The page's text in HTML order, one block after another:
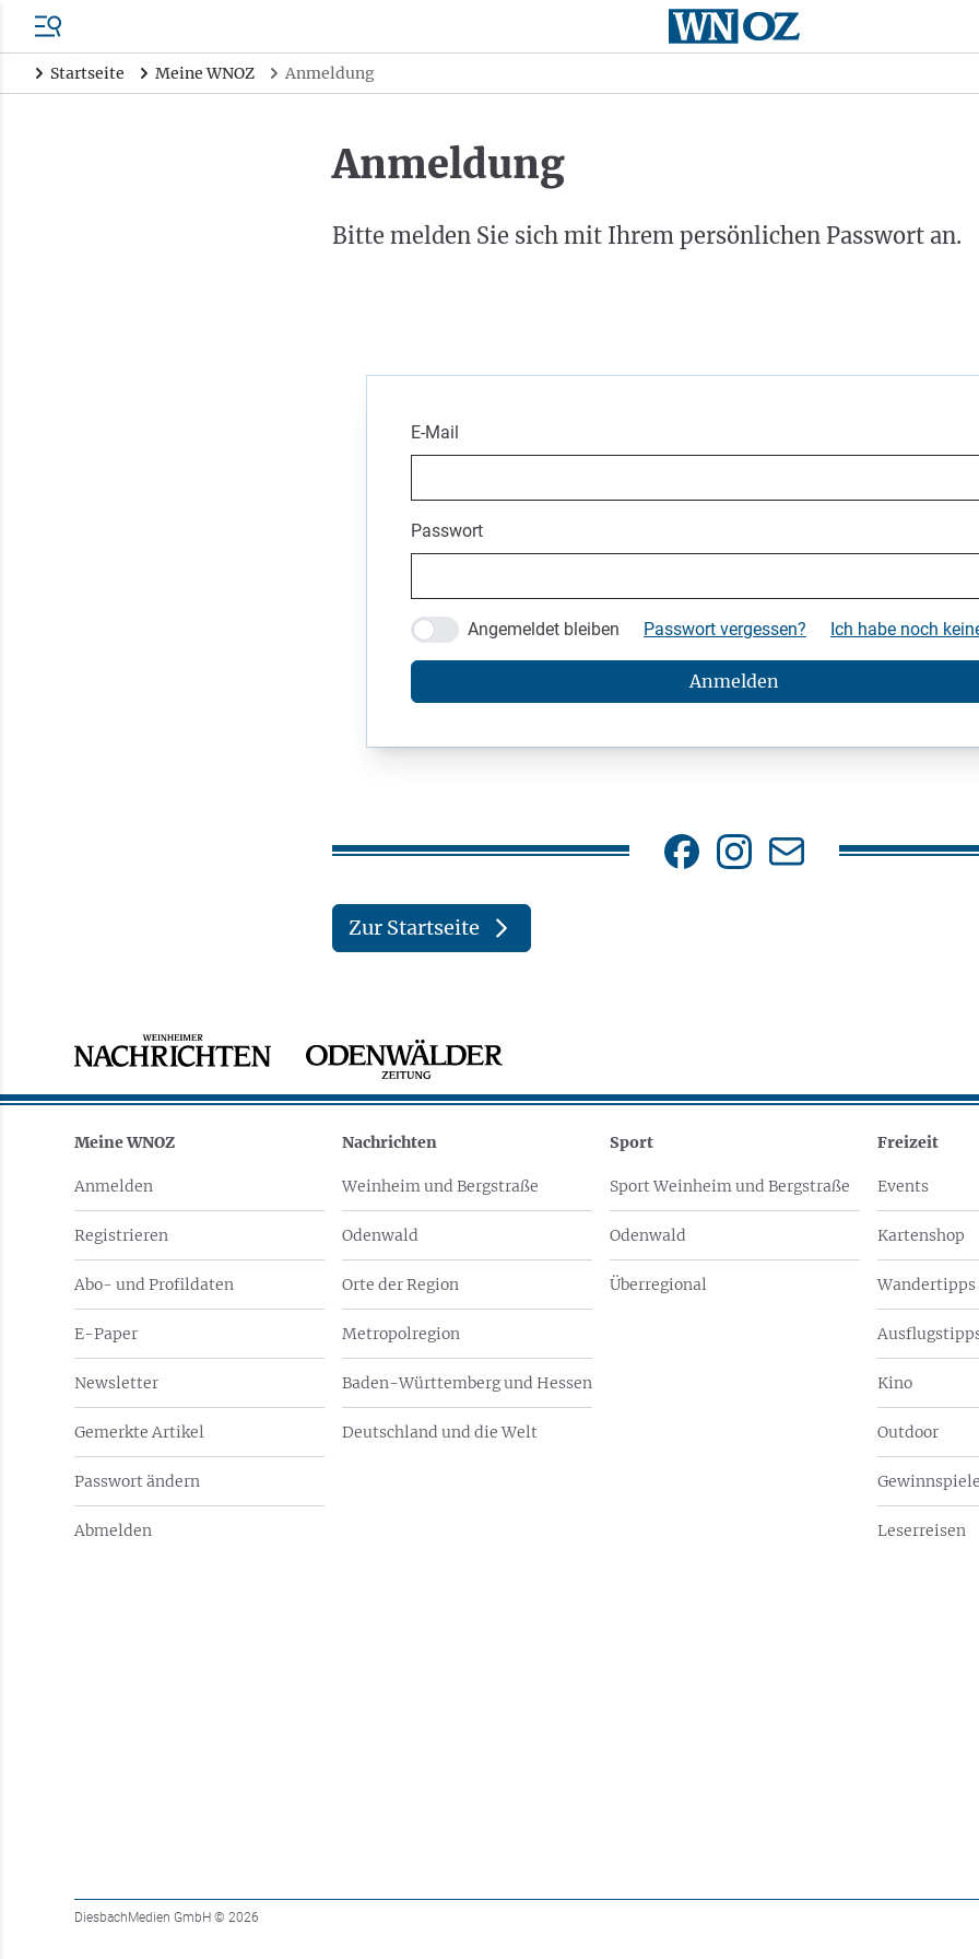
Startseite Meine WNOZ Anmeldung
Anmeldung
Bitte melden Sie sich mit Ihrem persönlichen Passwort an.
E-Mail
Passwort
Angemeldet bleiben Passwort vergessen? Ich habe noch
Anmelden
Zur Startseite
Meine WNOZ
Anmelden
Registrieren
Abo- und Profildaten
E-Paper
Newsletter
Gemerkte Artikel
Passwort ändern
Abmelden
Nachrichten
Weinheim und Bergstraße
Odenwald
Orte der Region
Metropolregion
Baden-Württemberg und Hessen
Deutschland und die Welt
Sport
Sport Weinheim und Bergstraße
Odenwald
Überregional
Freizeit
Events
Kartenshop
Wandertipps
Kino
Outdoor
Gewinnspiele
Leserreisen
DiesbachMedien GmbH © 2026